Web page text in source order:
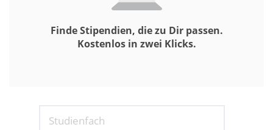
Finde Stipendien, die zu Dir passen.
Kostenlos in zwei Klicks.
Studienfach